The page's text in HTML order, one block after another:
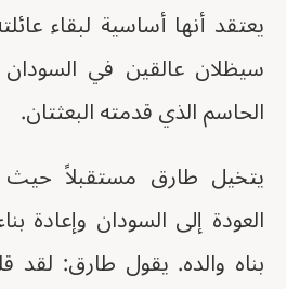
يعتقد أنها أساسية لبقاء
سيظلان عالقين في السودان
الحاسم الذي قدمته البعثتان.
يتخيل طارق مستقبلاً
العودة إلى السودان وإعادة
بناه والده. يقول طارق: لقد